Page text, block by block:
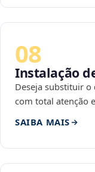
08
Instalação
Deseja substituir o
com total atenção
SAIBA MAIS